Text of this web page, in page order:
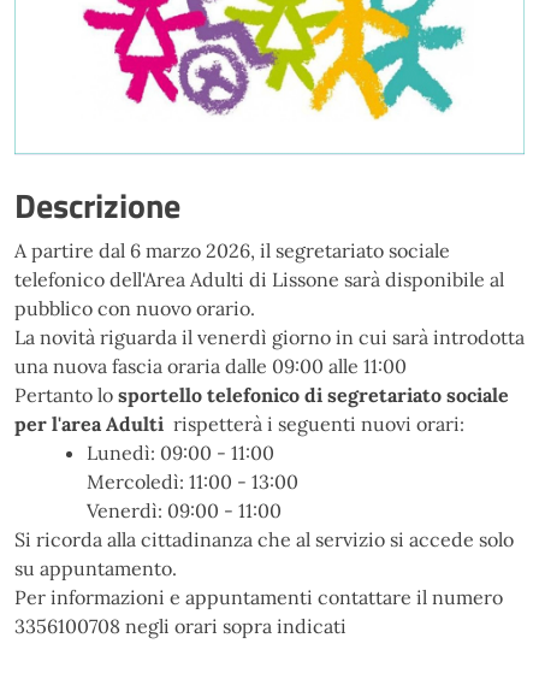
Descrizione
A partire dal 6 marzo 2026, il segretariato sociale
telefonico dell'Area Adulti di Lissone sarà disponibile al
pubblico con nuovo orario.
La novità riguarda il venerdì giorno in cui sarà introdotta
una nuova fascia oraria dalle 09:00 alle 11:00
Pertanto lo sportello telefonico di segretariato sociale
per l'area Adulti rispetterà i seguenti nuovi orari:
Lunedì: 09:00 - 11:00
Mercoledì: 11:00 - 13:00
Venerdì: 09:00 - 11:00
Si ricorda alla cittadinanza che al servizio si accede solo
su appuntamento.
Per informazioni e appuntamenti contattare il numero
3356100708 negli orari sopra indicati